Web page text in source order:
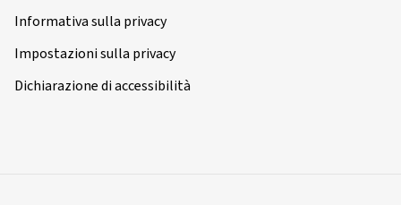
Informativa sulla privacy
Impostazioni sulla privacy
Dichiarazione di accessibilità